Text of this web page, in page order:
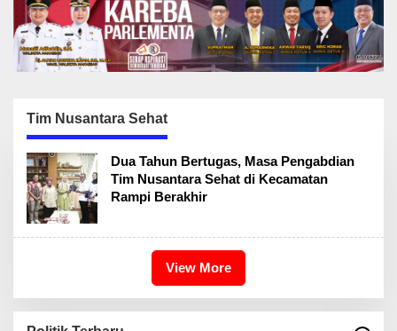
Tim Nusantara Sehat
Dua Tahun Bertugas, Masa Pengabdian
Tim Nusantara Sehat di Kecamatan
Rampi Berakhir
View More